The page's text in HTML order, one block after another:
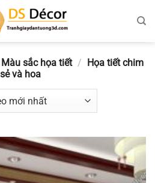
sắc họa tiết / Họa tiết chim
sẻ và hoa